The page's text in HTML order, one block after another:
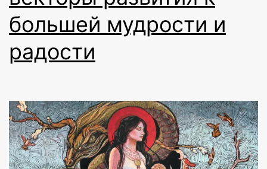
большей мудрости и
радости